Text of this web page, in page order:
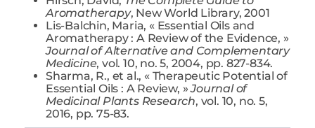
Aromatherapy, New World Library, 2001
Lis-Balchin, Maria, « Essential Oils and
Aromatherapy : A Review of the Evidence, »
Journal of Alternative and Complementary
Medicine, vol. 10, no. 5, 2004, pp. 827-834.
Sharma, R., et al., « Therapeutic Potential of
Essential Oils : A Review, »Journal of
Medicinal Plants Research, vol. 10, no. 5,
2016, pp. 75-83.